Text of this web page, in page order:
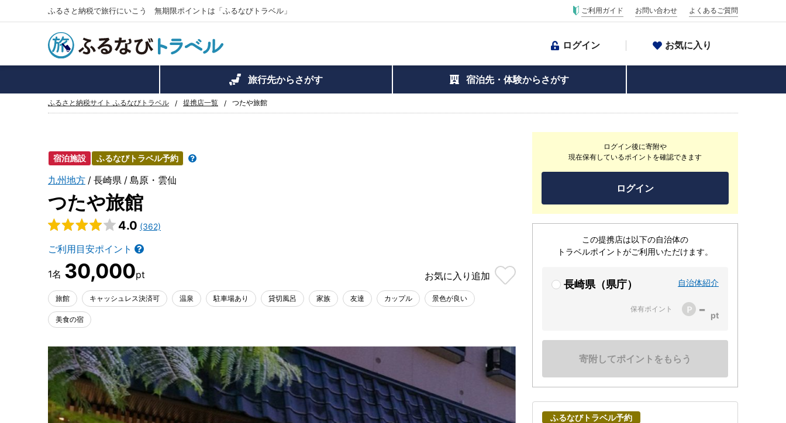
ふるさと納税で旅行にいこう 無期限ポイントは「ふるなびトラベル」 ご利用ガイド お問い合わせ よくあるご質問
ログイン お気に入り
旅行先からさがす 宿泊先・体験からさがす
ふるさと納税サイト ふるなびトラベル 提携店一覧 つたや旅館
宿泊施設 ふるなびトラベル予約
九州地方 長崎県 島原・雲仙
つたや旅館
4.0 (362)
ご利用目安ポイント
30,000 お気に入り 追加
旅館 キャッシュレス決済可 温泉 駐車場あり 貸切風呂 家族 友達 カップル 景色が良い
美食の宿
ログイン後に寄附や
現在保有しているポイントを確認できます
ログイン
この提携店は以下の自治体の
トラベルポイントがご利用いただけます。
長崎県（県庁） 自治体紹介
保有ポイント -
寄附してポイントをもらう
ふるなびトラベル予約